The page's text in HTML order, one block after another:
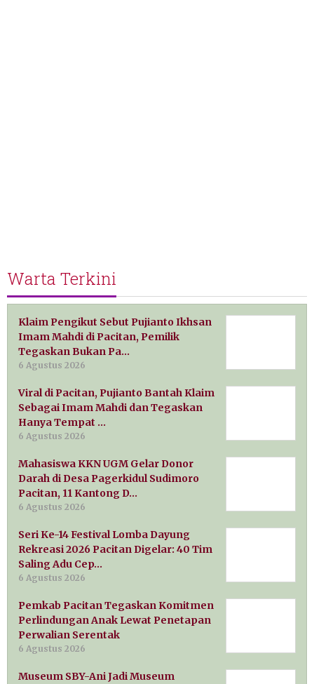
Warta Terkini
Klaim Pengikut Sebut Pujianto Ikhsan
Imam Mahdi di Pacitan, Pemilik
Tegaskan Bukan Pa…
6 Agustus 2026
Viral di Pacitan, Pujianto Bantah Klaim
Sebagai Imam Mahdi dan Tegaskan
Hanya Tempat …
6 Agustus 2026
Mahasiswa KKN UGM Gelar Donor
Darah di Desa Pagerkidul Sudimoro
Pacitan, 11 Kantong D…
6 Agustus 2026
Seri Ke-14 Festival Lomba Dayung
Rekreasi 2026 Pacitan Digelar: 40 Tim
Saling Adu Cep…
6 Agustus 2026
Pemkab Pacitan Tegaskan Komitmen
Perlindungan Anak Lewat Penetapan
Perwalian Serentak
6 Agustus 2026
Museum SBY-Ani Jadi Museum